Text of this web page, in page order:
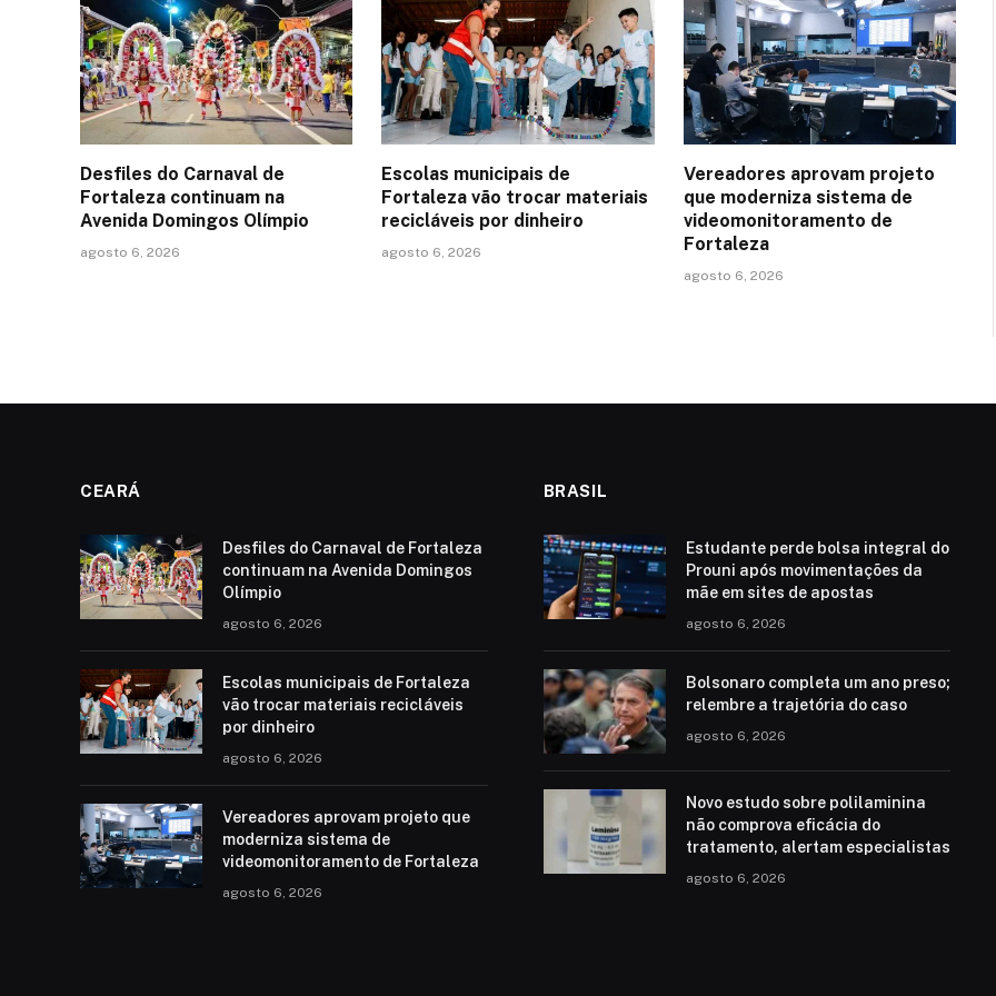
Desfiles do Carnaval de
Fortaleza continuam na
Avenida Domingos Olímpio
agosto 6, 2026
Escolas municipais de
Fortaleza vão trocar materiais
recicláveis por dinheiro
agosto 6, 2026
Vereadores aprovam projeto
que moderniza sistema de
videomonitoramento de
Fortaleza
agosto 6, 2026
CEARÁ
Desfiles do Carnaval de Fortaleza
continuam na Avenida Domingos
Olímpio
agosto 6, 2026
Escolas municipais de Fortaleza
vão trocar materiais recicláveis
por dinheiro
agosto 6, 2026
Vereadores aprovam projeto que
moderniza sistema de
videomonitoramento de Fortaleza
agosto 6, 2026
BRASIL
Estudante perde bolsa integral do
Prouni após movimentações da
mãe em sites de apostas
agosto 6, 2026
Bolsonaro completa um ano preso;
relembre a trajetória do caso
agosto 6, 2026
Novo estudo sobre polilaminina
não comprova eficácia do
tratamento, alertam especialistas
agosto 6, 2026